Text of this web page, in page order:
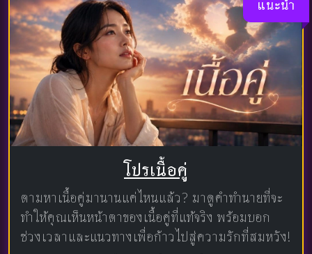
แนะนำ
โปรเนื้อคู่
ตามหาเนื้อคู่มานานแค่ไหนแล้ว? มาดูคำทำนายที่จะ
ทำให้คุณเห็นหน้าตาของเนื้อคู่ที่แท้จริง พร้อมบอก
ช่วงเวลาและแนวทางเพื่อก้าวไปสู่ความรักที่สมหวัง!